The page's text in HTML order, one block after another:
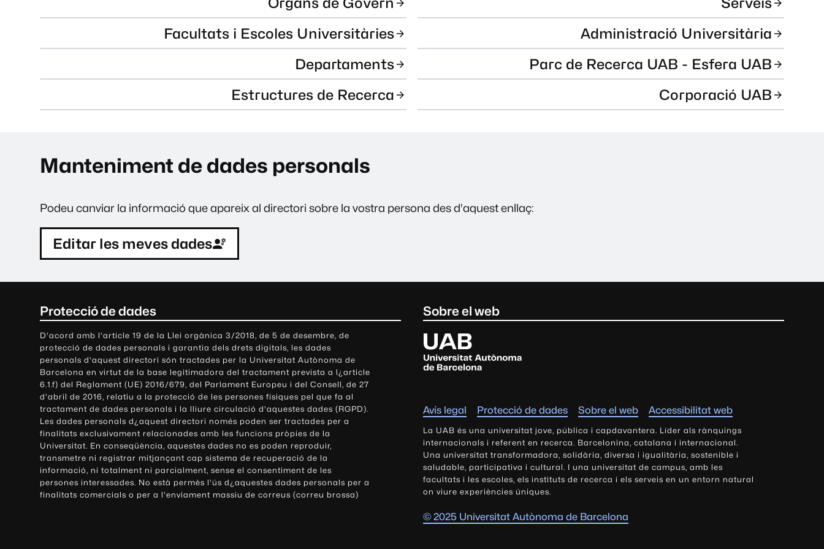
Facultats i Escoles Universitàries
Departaments
Estructures de Recerca
Administració Universitària
Parc de Recerca UAB - Esfera UAB
Corporació UAB
Manteniment de dades personals
Podeu canviar la informació que apareix al directori sobre la vostra persona des d'aquest enllaç:
Editar les meves dades
Protecció de dades
D'acord amb l'article 19 de la Llei orgànica 3/2018, de 5 de desembre, de
protecció de dades personals i garantia dels drets digitals, les dades
personals d'aquest directori són tractades per la Universitat Autònoma de
Barcelona en virtut de la base legitimadora del tractament prevista a l¿article
6.1.f) del Reglament (UE) 2016/679, del Parlament Europeu i del Consell, de 27
d'abril de 2016, relatiu a la protecció de les persones físiques pel que fa al
tractament de dades personals i la lliure circulació d'aquestes dades (RGPD).
Les dades personals d¿aquest directori només poden ser tractades per a
finalitats exclusivament relacionades amb les funcions pròpies de la
Universitat. En conseqüència, aquestes dades no es poden reproduir,
transmetre ni registrar mitjançant cap sistema de recuperació de la
informació, ni totalment ni parcialment, sense el consentiment de les
persones interessades. No està permès l'ús d¿aquestes dades personals per a
finalitats comercials o per a l'enviament massiu de correus (correu brossa)
Sobre el web
U
n
i
s
i
t
a
t
A
u
t
ò
Avís legal Protecció de dades Sobre el web Accessibilitat web
La UAB és una universitat jove, pública i capdavantera. Líder als rànquings
internacionals i referent en recerca. Barcelonina, catalana i internacional.
Una universitat transformadora, solidària, diversa i igualitària, sostenible i
saludable, participativa i cultural. I una universitat de campus, amb les
facultats i les escoles, els instituts de recerca i els serveis en un entorn natural
on viure experiències úniques.
© 2025 Universitat Autònoma de Barcelona